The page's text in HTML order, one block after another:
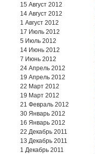
15 Август 2012
14 Август 2012
1 Август 2012
17 Июль 2012
5 Июль 2012
14 Июнь 2012
7 Июнь 2012
24 Апрель 2012
19 Апрель 2012
22 Март 2012
19 Март 2012
21 Февраль 2012
30 Январь 2012
16 Январь 2012
22 Декабрь 2011
13 Декабрь 2011
1 Декабрь 2011